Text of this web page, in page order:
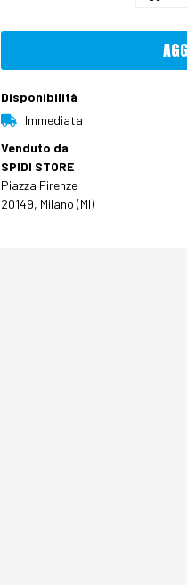
Disponibilità
Immediata
Venduto da
SPIDI STORE
Piazza Firenze
20149, Milano (MI)